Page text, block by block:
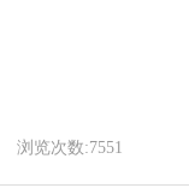
浏览次数:7551